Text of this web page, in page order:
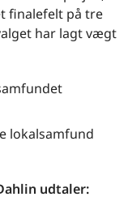
finalefelt på tre
har lagt vægt
lokalsamfund
udtaler: